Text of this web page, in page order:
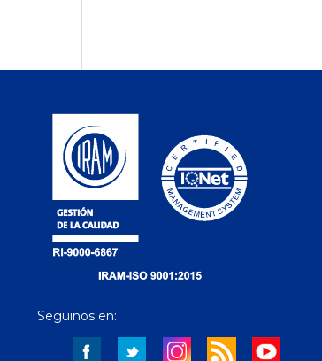
Seguinos en: